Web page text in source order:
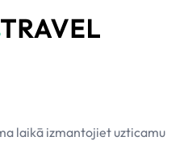
laikā izmantojiet uzticamu